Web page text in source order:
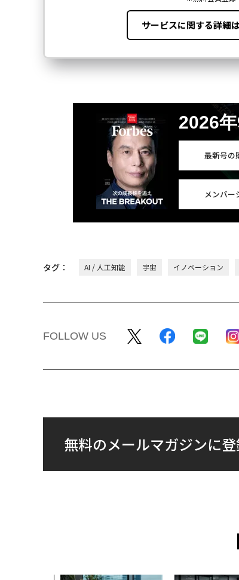
2026
最新号の
メンバー
タグ： AI / 人工知能 宇宙 イノベーション
FOLLOW US
無料のメールマガジンに